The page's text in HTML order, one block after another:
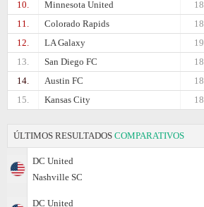
10.
Minnesota United
18
11.
Colorado Rapids
18
12.
LA Galaxy
19
13.
San Diego FC
18
14.
Austin FC
18
15.
Kansas City 18
ÚLTIMOS RESULTADOS COMPARATIVOS
DC United
Nashville SC
DC United